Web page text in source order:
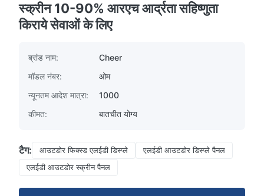
स्क्रीन 10-90% आरएच आर्द्रता सहिष्णुता
किराये सेवाओं के लिए
ब्रांड नाम:
Cheer
मॉडल नंबर:
ओम
न्यूनतम आदेश मात्रा:
1000
कीमत:
बातचीत योग्य
टैग: आउटडोर फिक्स्ड एलईडी डिस्प्ले
एलईडी आउटडोर डिस्प्ले पैनल
एलईडी आउटडोर स्क्रीन पैनल